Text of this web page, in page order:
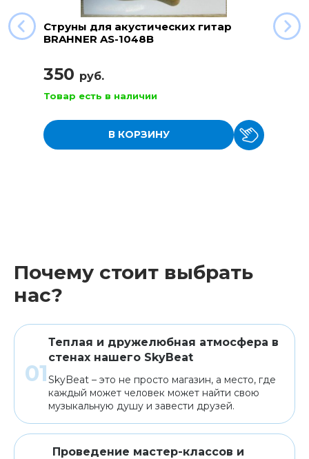
Струны для акустических гитар
BRAHNER AS-1048B
350 руб.
Товар есть в наличии
В КОРЗИНУ
Почему стоит выбрать
нас?
Теплая и дружелюбная атмосфера в
стенах нашего SkyBeat
SkyBeat – это не просто магазин, а место, где
каждый может человек может найти свою
музыкальную душу и завести друзей.
Проведение мастер-классов и